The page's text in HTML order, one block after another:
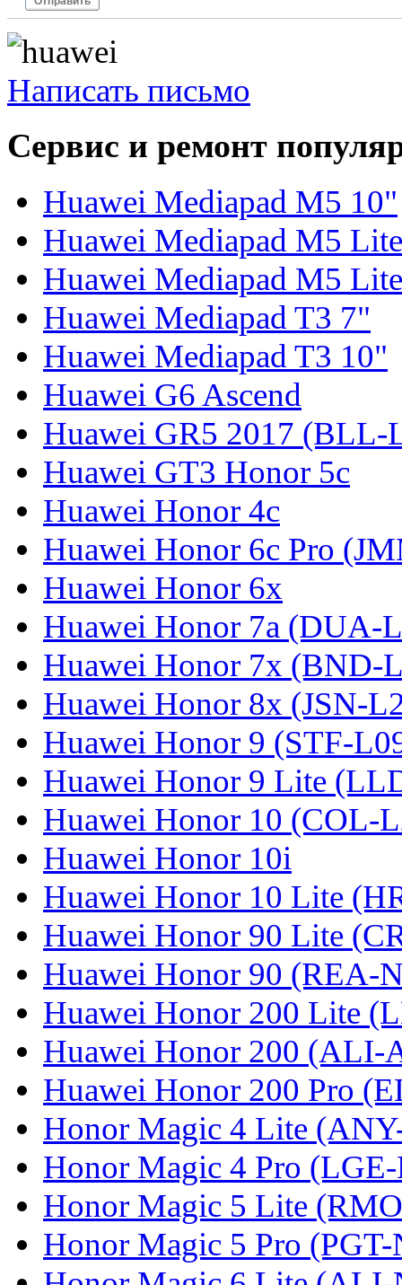
Написать письмо
Сервис и ремонт
Huawei Mediapad M5 10"
Huawei Mediapad M5
Huawei Mediapad M5
Huawei Mediapad T3 7"
Huawei Mediapad T3 10"
Huawei G6 Ascend
Huawei GR5 2017 (BLL-
Huawei GT3 Honor 5c
Huawei Honor 4c
Huawei Honor 6c Pro
Huawei Honor 6x
Huawei Honor 7a (DUA-
Huawei Honor 7x (BND-
Huawei Honor 8x (JSN-
Huawei Honor 9 (STF-
Huawei Honor 9 Lite
Huawei Honor 10 (COL-
Huawei Honor 10i
Huawei Honor 10 Lite
Huawei Honor 90 Lite
Huawei Honor 90 (REA-
Huawei Honor 200 Lite
Huawei Honor 200 (ALI-
Huawei Honor 200 Pro
Honor Magic 4 Lite
Honor Magic 4 Pro
Honor Magic 5 Lite
Honor Magic 5 Pro